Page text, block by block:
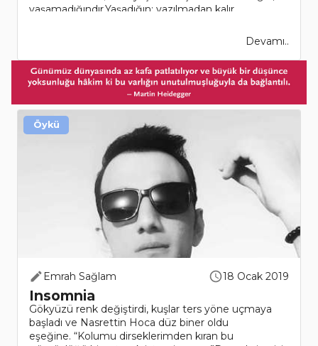
yaşamadığındır.Yaşadığın; yazılmadan kalır,
Devamı..
Emrah Sağlam 18 Ocak 2019
Insomnia
Gökyüzü renk değiştirdi, kuşlar ters yöne uçmaya
başladı ve Nasrettin Hoca düz biner oldu
eşeğine. “Kolumu dirseklerimden kıran bu
Öykü